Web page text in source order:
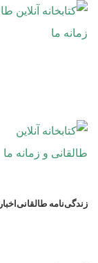
زندگی‌نامه طالقانی